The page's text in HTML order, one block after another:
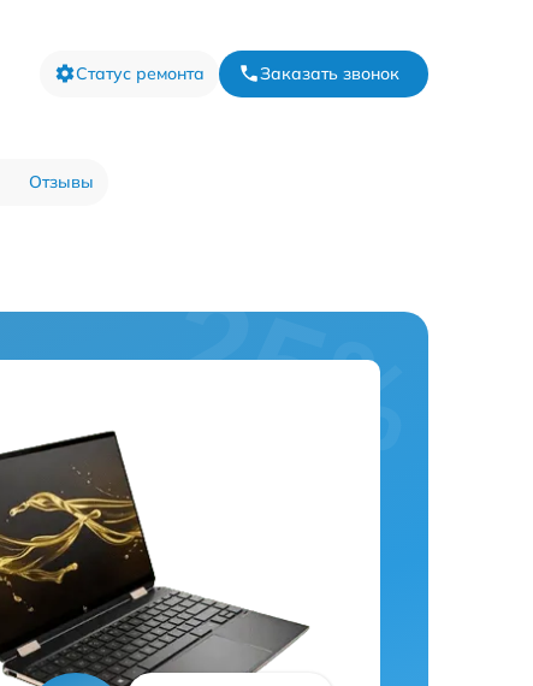
Статус ремонта Заказать звонок
Отзывы